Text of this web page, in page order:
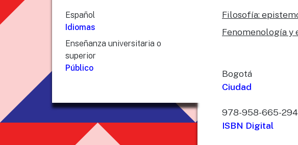
Español
Idiomas
Enseñanza universitaria o
superior
Público
Filosofía:
Fenomenología y
Bogotá
Ciudad
978-958-665-
ISBN Digital